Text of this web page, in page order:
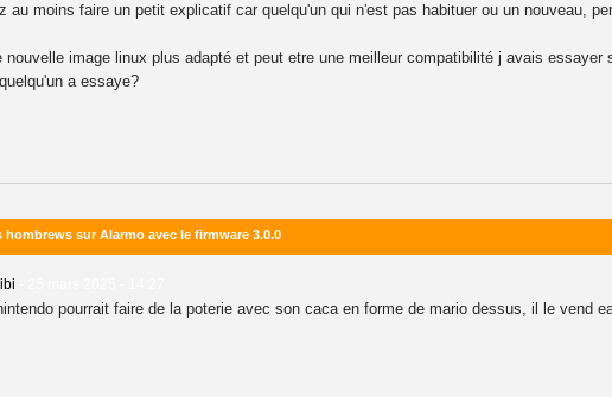
au moins faire un petit explicatif car quelqu'un qui n'est pas habituer ou un nouveau,
nouvelle image linux plus adapté et peut etre une meilleur compatibilité j avais
a essaye?
sur Alarmo avec le firmware 3.0.0
pourrait faire de la poterie avec son caca en forme de mario dessus, il le vend